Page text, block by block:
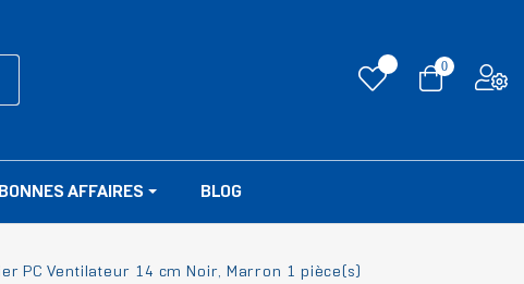
0
BONNES AFFAIRES BLOG
PC Ventilateur 14 cm Noir, Marron 1 pièce(s)